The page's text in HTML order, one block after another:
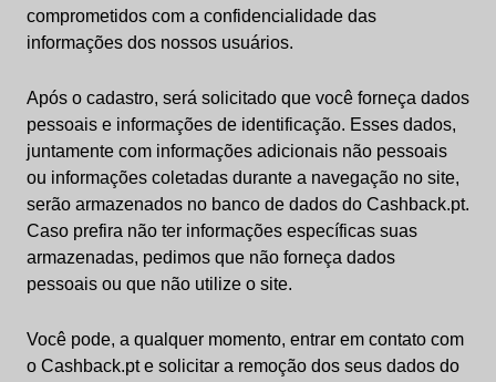
comprometidos com a confidencialidade das
informações dos nossos usuários.
Após o cadastro, será solicitado que você forneça dados
pessoais e informações de identificação. Esses dados,
juntamente com informações adicionais não pessoais
ou informações coletadas durante a navegação no site,
serão armazenados no banco de dados do Cashback.pt.
Caso prefira não ter informações específicas suas
armazenadas, pedimos que não forneça dados
pessoais ou que não utilize o site.
Você pode, a qualquer momento, entrar em contato com
o Cashback.pt e solicitar a remoção dos seus dados do